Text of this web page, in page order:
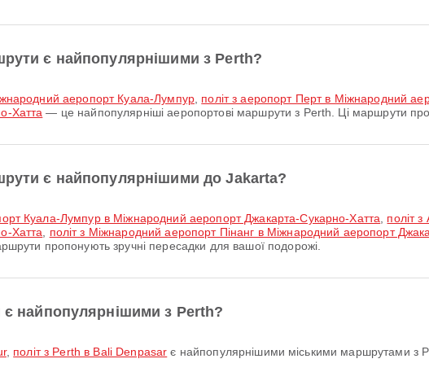
є найпопулярнішими з Perth?
аеропорт Куала-Лумпур, політ з аеропорт Перт в Міжнародний
Хатта — це найпопулярніші аеропортові маршрути з Perth. Ці маршрути
є найпопулярнішими до Jakarta?
Куала-Лумпур в Міжнародний аеропорт Джакарта-Сукарно-Хатта
політ
Хатта
політ з Міжнародний аеропорт Пінанг в Міжнародний аеропорт
пропонують зручні пересадки для вашої подорожі.
є найпопулярнішими з Perth?
, політ з Perth в Bali Denpasar є найпопулярнішими міськими маршрутами з